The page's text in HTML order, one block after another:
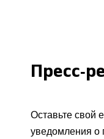
Пресс-
Оставьте свой
уведомления о